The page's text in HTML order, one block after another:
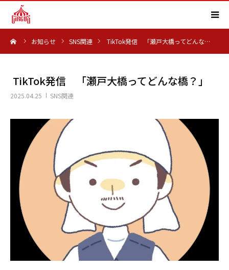
お知らせ SNS関連 TikTok発信 「瀬戸大橋ってどんな…
TikTok発信 「瀬戸大橋ってどんな橋？」
2025.04.25 SNS関連
HOME
実績紹介
会社概要
求人情報
よくある質問
お問い合わせ